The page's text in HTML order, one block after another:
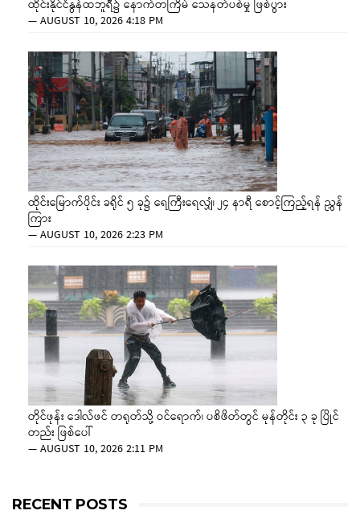
ထိုင်းနိုင်ငံနွန်ထဘူရီ၌ နောက်တကြိမ် သေနတ်ပစ်မှု ဖြစ်ပွား
—AUGUST 10, 2026 4:18 PM
ထိုင်းမြောက်ပိုင်း ခရိုင် ၅ ခု၌ ရေကြီးရေလျှံ၊ ၂၄ နာရီ စောင့်ကြည့်ရန် ညွှန်
ကြား
—AUGUST 10, 2026 2:23 PM
တိုင်ဖုန်း ဒေါလ်ဖင် တရုတ်သို့ ဝင်ရောက်၊ ပစိဖိတ်တွင် မုန်တိုင်း ၃ ခု ပြိုင်
တည်း ဖြစ်ပေါ်
—AUGUST 10, 2026 2:11 PM
RECENT POSTS